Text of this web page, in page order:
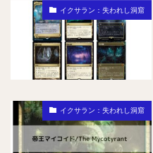
イクサラン：失われし洞窟
イクサラン：失われし洞窟